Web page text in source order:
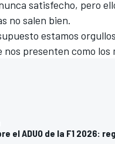
satisfecho, pero
no salen bien.
estamos
presenten como los
el ADUO de la F1 2026: